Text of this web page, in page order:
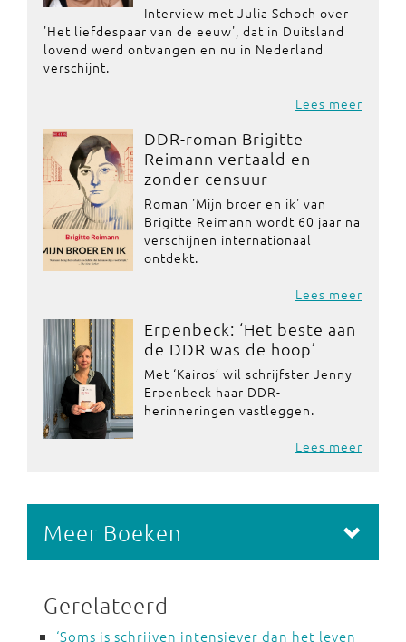
Interview met Julia Schoch over
'Het liefdespaar van de eeuw', dat in Duitsland
lovend werd ontvangen en nu in Nederland
verschijnt.
Lees meer
DDR-roman Brigitte
Reimann vertaald en
zonder censuur
Roman 'Mijn broer en ik' van
Brigitte Reimann wordt 60 jaar na
verschijnen internationaal
ontdekt.
Lees meer
Erpenbeck: ‘Het beste aan
de DDR was de hoop’
Met ‘Kairos’ wil schrijfster Jenny
Erpenbeck haar DDR-
herinneringen vastleggen.
Lees meer
Meer Boeken
Gerelateerd
‘Soms is schrijven intensiever dan het leven